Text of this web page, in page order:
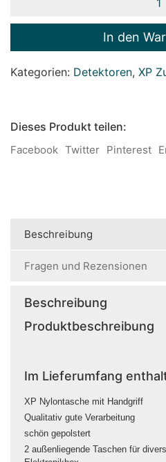
Menge
In den
Kategorien: Detektoren, XP
Dieses Produkt teilen:
Facebook Twitter Pinterest
Beschreibung
Fragen und Rezensionen
Beschreibung
Produktbeschreibung
Im Lieferumfang
XP Nylontasche mit Handgriff
Qualitativ gute Verarbeitung
schön gepolstert
2 außenliegende Taschen für